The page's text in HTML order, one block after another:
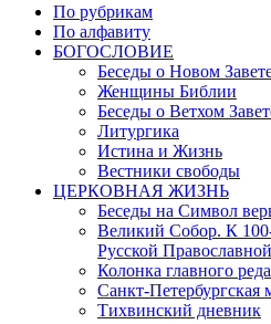
По рубрикам
По алфавиту
БОГОСЛОВИЕ
Беседы о Новом
Женщины Библии
Беседы о Ветхом
Литургика
Истина и Жизнь
Вестники свободы
ЦЕРКОВНАЯ ЖИЗНЬ
Беседы на Символ
Великий Собор. К
Русской
Колонка главного
Санкт-Петербургская
Тихвинский дневник